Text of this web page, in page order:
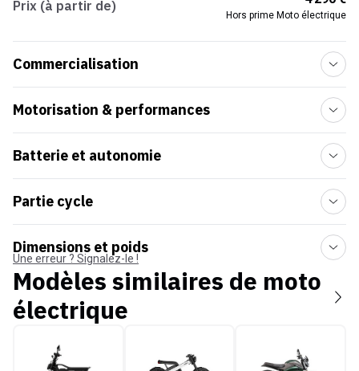
Prix (à partir de)
Hors prime Moto électrique
Commercialisation
Motorisation & performances
Batterie et autonomie
Partie cycle
Dimensions et poids
Une erreur ? Signalez-le !
Modèles similaires de moto
électrique
BMW CE 02 Super Soco TC